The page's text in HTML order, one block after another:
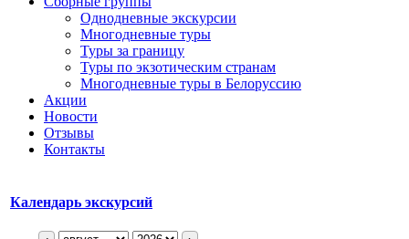
Однодневные экскурсии
Многодневные туры
Туры за границу
Туры по экзотическим странам
Многодневные туры в Белоруссию
Акции
Новости
Отзывы
Контакты
Календарь экскурсий